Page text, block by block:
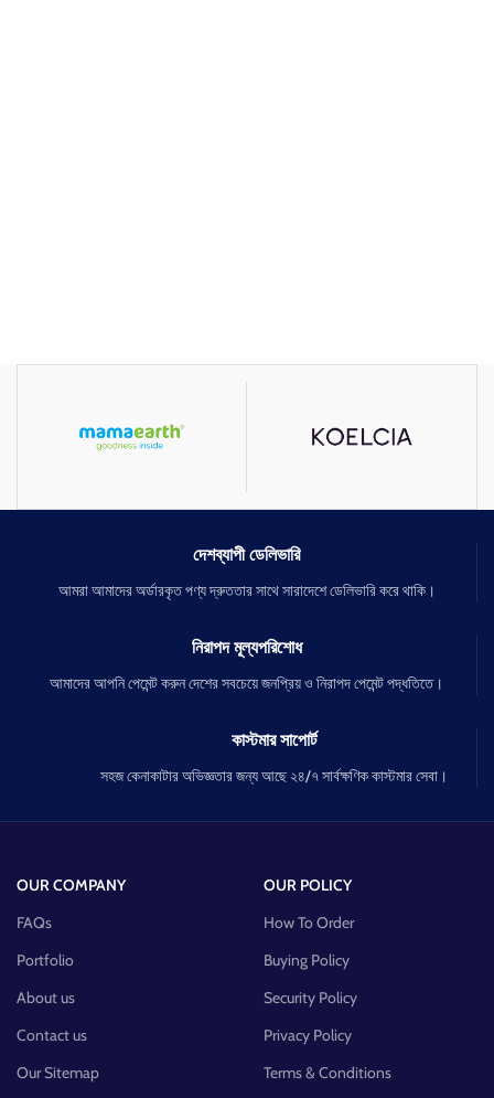
দেশব্যাপী ডেলিভারি
আমরা আমাদের অর্ডারকৃত পণ্য দ্রুততার সাথে সারাদেশে ডেলিভারি করে থাকি।
নিরাপদ মূল্যপরিশোধ
আমাদের আপনি পেমেন্ট করুন দেশের সবচেয়ে জনপ্রিয় ও নিরাপদ পেমেন্ট পদ্ধতিতে।
কাস্টমার সাপোর্ট
সহজ কেনাকাটার অভিজ্ঞতার জন্য আছে ২৪/৭ সার্বক্ষণিক কাস্টমার সেবা।
OUR COMPANY
FAQs
Portfolio
About us
Contact us
Our Sitemap
OUR POLICY
How To Order
Buying Policy
Security Policy
Privacy Policy
Terms & Conditions